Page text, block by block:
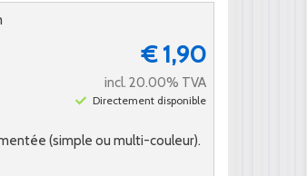
€ 1,90
incl. 20.00% TVA
Directement disponible
(simple ou multi-couleur).